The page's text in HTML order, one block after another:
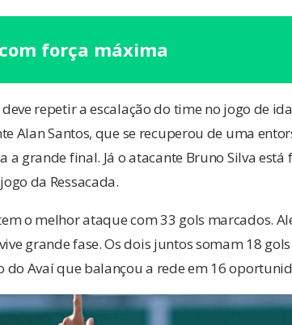
força máxima
repetir a escalação do time no jogo de
Alan Santos, que se recuperou de uma
a grande final. Já o atacante Bruno Silva
da Ressacada.
o melhor ataque com 33 gols marcados.
grande fase. Os dois juntos somam 18
do Avaí que balançou a rede em 16